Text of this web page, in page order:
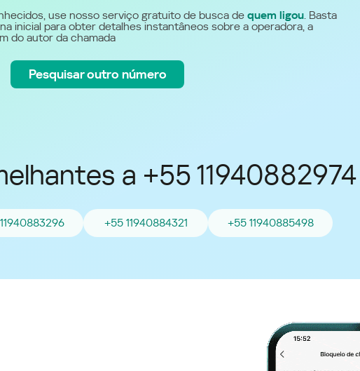
Україна (Ukraine)
Para
use nosso serviço gratuito de busca de quem ligou. Basta
inicial para obter detalhes instantâneos sobre a operadora, a
do autor da chamada
Pesquisar outro número
a +55 11940882974
+55 11940884321 +55 11940885498